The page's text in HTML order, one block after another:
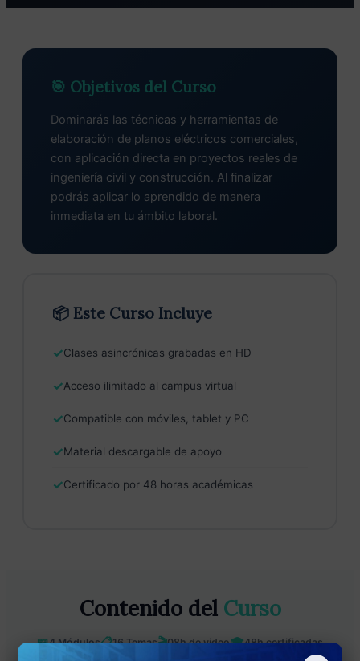
🎯 Objetivos del Curso
Dominarás las técnicas y herramientas de
elaboración de planos eléctricos comerciales,
con aplicación directa en proyectos reales de
ingeniería civil y construcción. Al finalizar
podrás aplicar lo aprendido de manera
inmediata en tu ámbito laboral.
📦 Este Curso Incluye
✓Clases asincrónicas grabadas en HD
✓Acceso ilimitado al campus virtual
✓Compatible con móviles, tablet y PC
✓Material descargable de apoyo
✓Certificado por 48 horas académicas
Contenido del Curso
📖4 Módulos📋16 Temas🎬08h de video🎓48h certificadas